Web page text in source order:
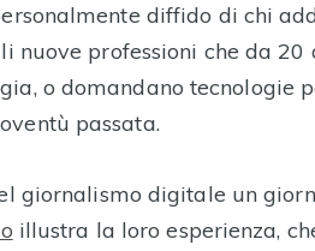
diffido di chi
nuove professioni che da 20
o domandano tecnologie
passata.
giornalismo digitale un
illustra la loro esperienza,